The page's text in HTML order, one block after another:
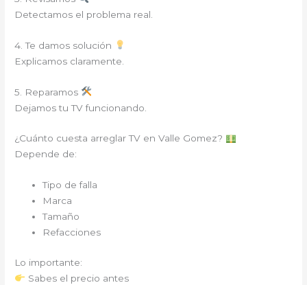
Detectamos el problema real.
4. Te damos solución
Explicamos claramente.
5. Reparamos
Dejamos tu TV funcionando.
¿Cuánto cuesta arreglar TV en Valle Gomez?
Depende de:
Tipo de falla
Marca
Tamaño
Refacciones
Lo importante:
Sabes el precio antes